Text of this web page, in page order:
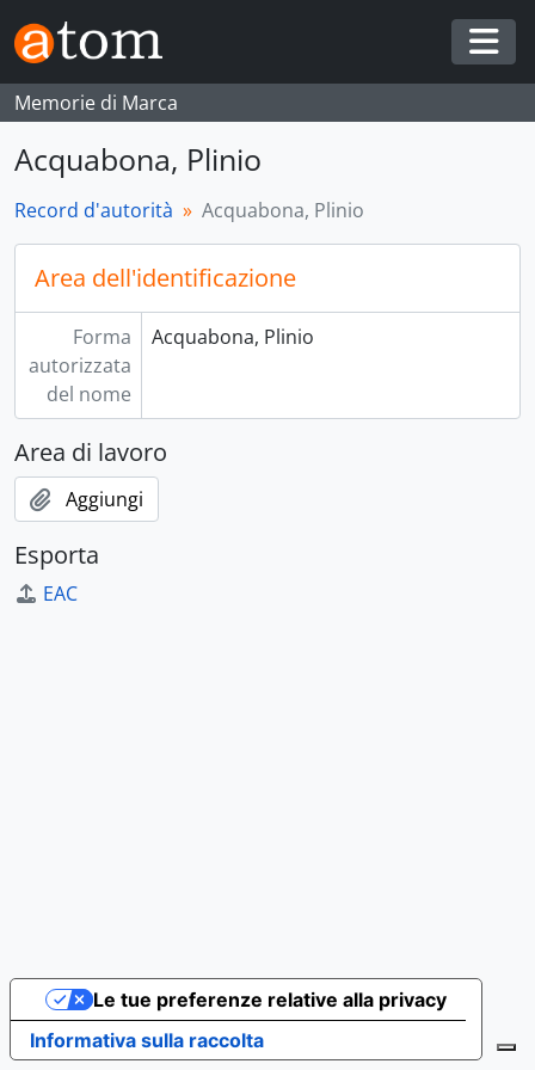
Skip to main content
Memorie di Marca
Acquabona, Plinio
Record d'autorità Acquabona, Plinio
Area dell'identificazione
Forma
autorizzata
del nome
Acquabona, Plinio
Area di lavoro
Aggiungi
Esporta
EAC
Informativa sulla raccolta
Le tue preferenze relative alla privacy